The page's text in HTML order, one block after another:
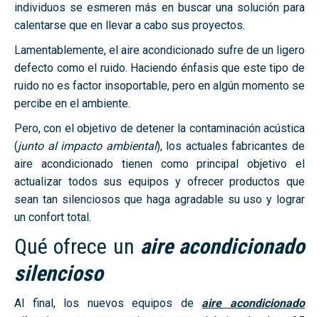
individuos se esmeren más en buscar una solución para
calentarse que en llevar a cabo sus proyectos.
Lamentablemente, el aire acondicionado sufre de un ligero
defecto como el ruido. Haciendo énfasis que este tipo de
ruido no es factor insoportable, pero en algún momento se
percibe en el ambiente.
Pero, con el objetivo de detener la contaminación acústica
(junto al impacto ambiental), los actuales fabricantes de
aire acondicionado tienen como principal objetivo el
actualizar todos sus equipos y ofrecer productos que
sean tan silenciosos que haga agradable su uso y lograr
un confort total.
Qué ofrece un aire acondicionado
silencioso
Al final, los nuevos equipos de aire acondicionado